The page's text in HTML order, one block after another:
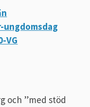
VG
och ”med stöd